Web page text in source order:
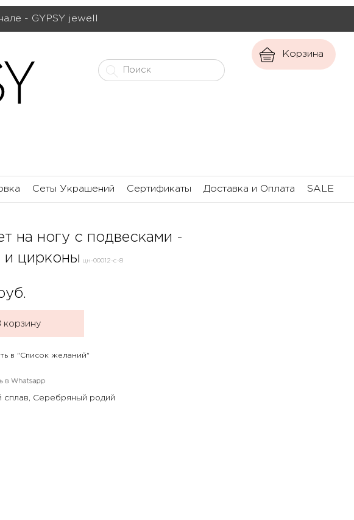
- GYPSY jewell
Корзина
Сеты Украшений Сертификаты Доставка и Оплата SALE
на ногу с подвесками -
и цирконы
цн-00012-с-8
корзину
в "Список желаний"
сплав, Серебряный родий